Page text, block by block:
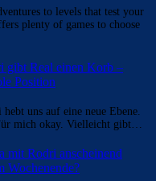
to levels that test your
plenty of games to choose
gibt Real einen Korb –
Position
uns auf eine neue Ebene.
mich okay. Vielleicht gibt…
mit Rodri anscheinend
Wochenende?